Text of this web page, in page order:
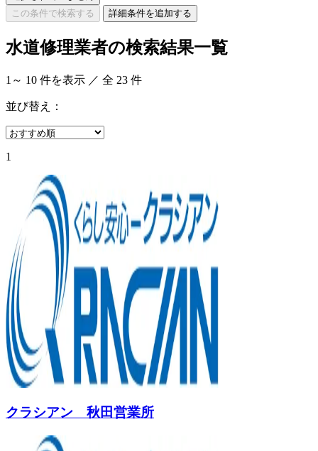
この条件で検索する
詳細条件を追加する
水道修理業者の検索結果一覧
1 ～ 10 件を表示 ／ 全 23 件
並び替え：
1
クラシアン 秋田営業所